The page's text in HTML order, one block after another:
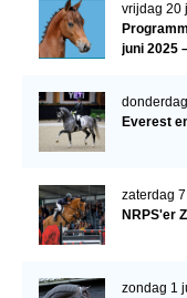
vrijdag 20
juni 2025
Everest
zaterdag
NRPS'er
zondag 1